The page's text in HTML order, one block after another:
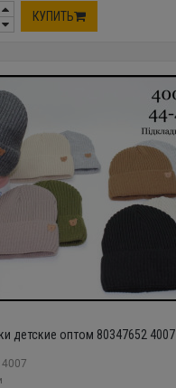
КУПИТЬ
детские оптом 80347652 4007